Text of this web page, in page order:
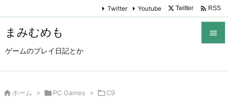
まみむめも
ゲームのプレイ日記とか

Twitter Youtube Twitter  RSS
 ホーム > PC Games > C9